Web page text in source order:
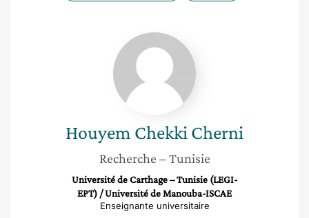
Houyem
Chekki
Cherni
Houyem Chekki Cherni
Recherche – Tunisie
Université de Carthage – Tunisie (LEGI-
EPT) / Université de Manouba-ISCAE
Enseignante universitaire